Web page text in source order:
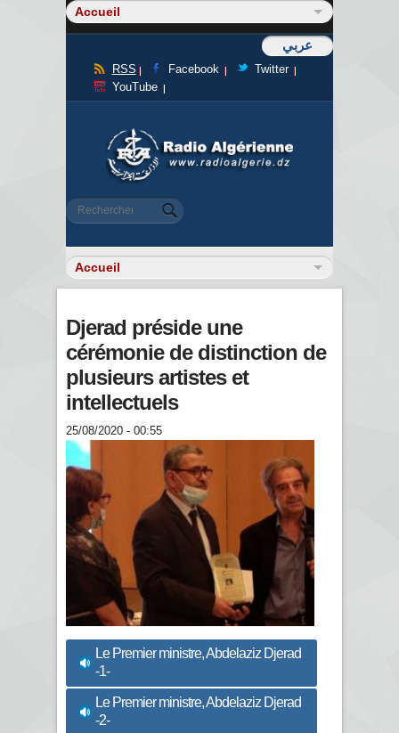
عربي
RSS Facebook
Twitter
YouTube
Formulaire de recherche
Rechercher
Djerad préside une
cérémonie de distinction de
plusieurs artistes et
intellectuels
25/08/2020 - 00:55
Le Premier ministre, Abdelaziz Djerad
-1-
Le Premier ministre, Abdelaziz Djerad
-2-